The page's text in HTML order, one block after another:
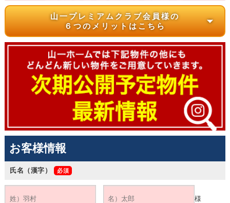
山一プレミアムクラブ会員様の
６つのメリットはこちら
arrow_drop_down
お客様情報
氏名（漢字）
様